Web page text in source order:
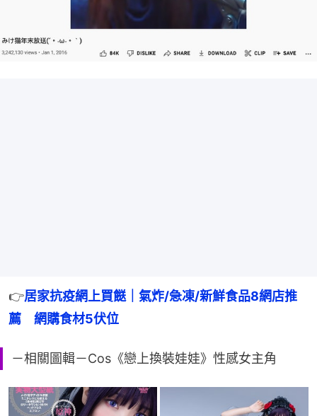
👉居家抗疫網上買餸｜氣炸/急凍/新鮮食品8網店推
薦　網購食材5伏位
－相關圖輯－Cos《戀上換裝娃娃》性感女主角